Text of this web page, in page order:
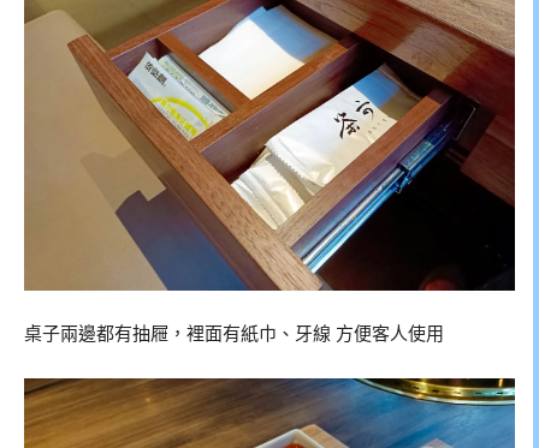
桌子兩邊都有抽屜，裡面有紙巾、牙線 方便客人使用